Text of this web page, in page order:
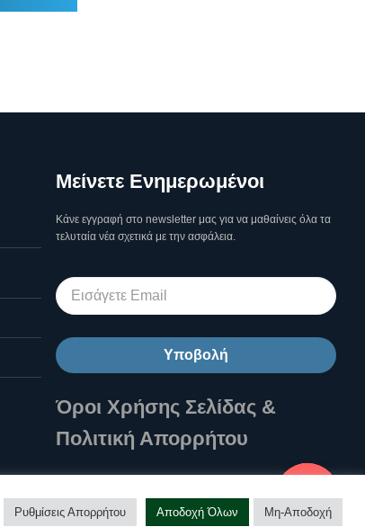
Μείνετε Ενημερωμένοι
Κάνε εγγραφή στο newsletter μας για να μαθαίνεις όλα τα
τελυταία νέα σχετικά με την ασφάλεια.
Υποβολή
Όροι Χρήσης Σελίδας &
Πολιτική Απορρήτου
Ρυθμίσεις Απορρήτου Αποδοχή Όλων Μη-Αποδοχή
Επικοινωνήστε μαζί μας!